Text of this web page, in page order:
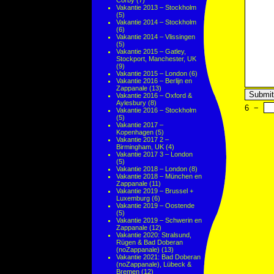
Vakantie 2013 – Stockholm
(5)
Vakantie 2014 – Stockholm
(6)
Vakantie 2014 – Vlissingen
(5)
Vakantie 2015 – Gatley,
Stockport, Manchester, UK
(9)
Vakantie 2015 – London (6)
Vakantie 2016 – Berlijn en
Zappanale (13)
Vakantie 2016 – Oxford &
Aylesbury (8)
Vakantie 2016 – Stockholm
(5)
Vakantie 2017 –
Kopenhagen (5)
Vakantie 2017 2 –
Birmingham, UK (4)
Vakantie 2017 3 – London
(5)
Vakantie 2018 – London (8)
Vakantie 2018 – München en
Zappanale (11)
Vakantie 2019 – Brussel +
Luxemburg (6)
Vakantie 2019 – Oostende
(5)
Vakantie 2019 – Schwerin en
Zappanale (12)
Vakantie 2020: Stralsund,
Rügen & Bad Doberan
(noZappanale) (13)
Vakantie 2021: Bad Doberan
(noZappanale), Lübeck &
Bremen (12)
6 −